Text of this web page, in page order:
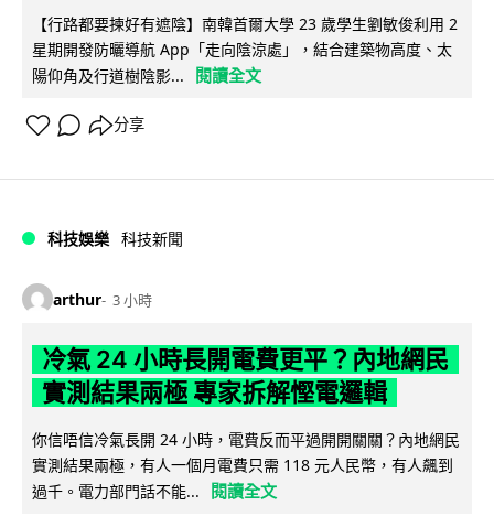
【行路都要揀好有遮陰】南韓首爾大學 23 歲學生劉敏俊利用 2
星期開發防曬導航 App「走向陰涼處」，結合建築物高度、太
陽仰角及行道樹陰影...
閱讀全文
分享
科技娛樂 科技新聞
arthur 3 小時
冷氣 24 小時長開電費更平？內地網民
實測結果兩極 專家拆解慳電邏輯
你信唔信冷氣長開 24 小時，電費反而平過開開關關？內地網民
實測結果兩極，有人一個月電費只需 118 元人民幣，有人飆到
過千。電力部門話不能...
閱讀全文